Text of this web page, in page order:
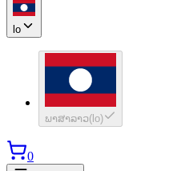
lo
ພາສາລາວ( lo)
0